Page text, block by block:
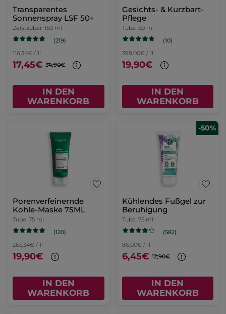
Transparentes
Sonnenspray LSF 50+
Zerstäuber 150 ml
(219)
116,34€ / 1l
17,45€ 34,90€
IN DEN
WARENKORB
Gesichts- & Kurzbart-
Pflege
Tube 50 ml
(10)
398,00€ / 1l
19,90€
IN DEN
WARENKORB
Porenverfeinernde
Kohle-Maske 75ML
Tube 75 ml
(120)
265,34€ / 1l
19,90€
IN DEN
WARENKORB
-50%
Kühlendes Fußgel zur
Beruhigung
Tube 75 ml
(582)
86,00€ / 1l
6,45€ 12,90€
IN DEN
WARENKORB